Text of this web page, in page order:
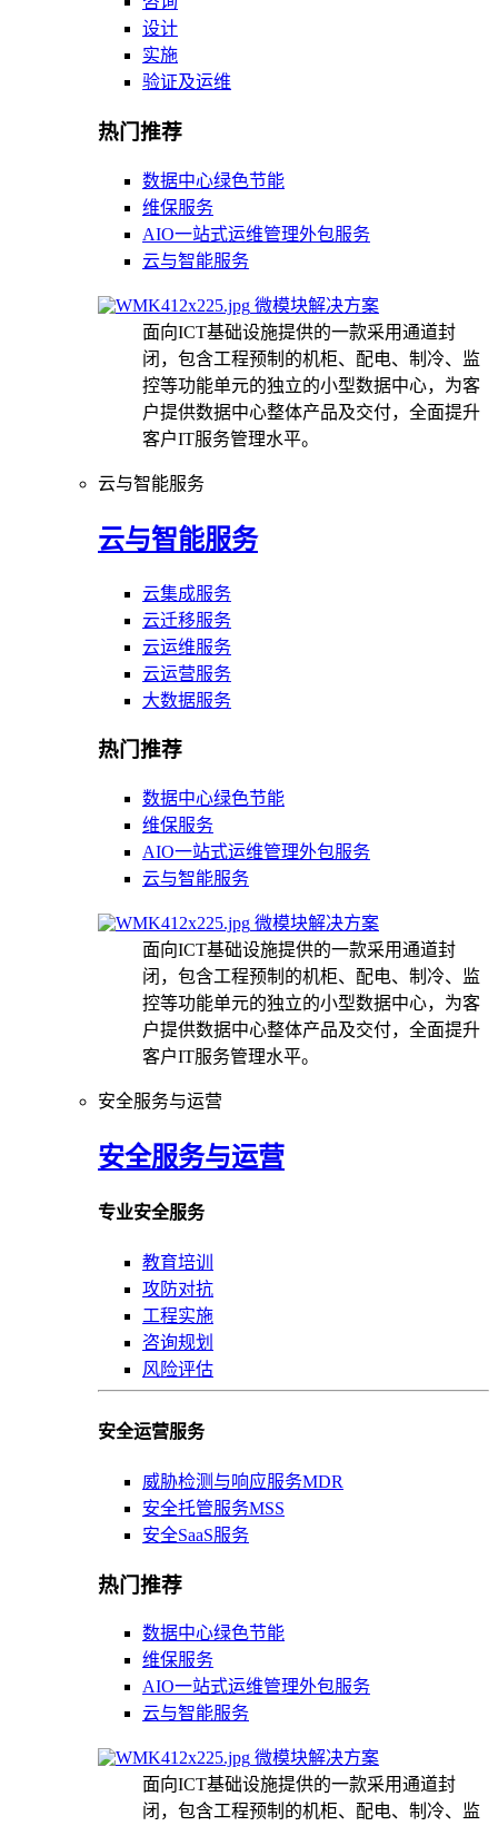
设计
实施
验证及运维
热门推荐
数据中心绿色节能
维保服务
AIO一站式运维管理外包服务
云与智能服务
微模块解决方案
面向ICT基础设施提供的一款采用通道封
闭，包含工程预制的机柜、配电、制冷、监
控等功能单元的独立的小型数据中心，为客
户提供数据中心整体产品及交付，全面提升
客户IT服务管理水平。
云与智能服务
云与智能服务
云集成服务
云迁移服务
云运维服务
云运营服务
大数据服务
热门推荐
数据中心绿色节能
维保服务
AIO一站式运维管理外包服务
云与智能服务
微模块解决方案
面向ICT基础设施提供的一款采用通道封
闭，包含工程预制的机柜、配电、制冷、监
控等功能单元的独立的小型数据中心，为客
户提供数据中心整体产品及交付，全面提升
客户IT服务管理水平。
安全服务与运营
安全服务与运营
专业安全服务
教育培训
攻防对抗
工程实施
咨询规划
风险评估
安全运营服务
威胁检测与响应服务MDR
安全托管服务MSS
安全SaaS服务
热门推荐
数据中心绿色节能
维保服务
AIO一站式运维管理外包服务
云与智能服务
微模块解决方案
面向ICT基础设施提供的一款采用通道封
闭，包含工程预制的机柜、配电、制冷、监